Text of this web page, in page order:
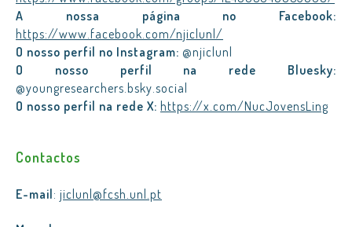
A nossa página no Facebook:
https://www.facebook.com/njiclunl/
O nosso perfil no Instagram: @njiclunl
O nosso perfil na rede Bluesky:
@youngresearchers.bsky.social
O nosso perfil na rede X: https://x.com/NucJovensLing
Contactos
E-mail: jiclunl@fcsh.unl.pt